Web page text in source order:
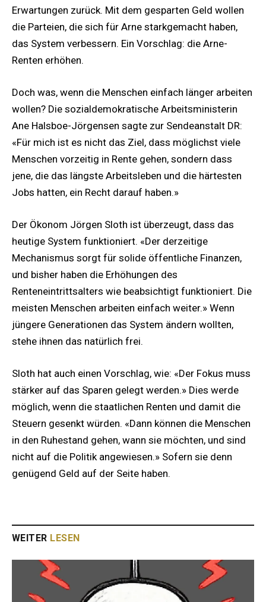
Erwartungen zurück. Mit dem gesparten Geld wollen
die Parteien, die sich für Arne starkgemacht haben,
das System verbessern. Ein Vorschlag: die Arne-
Renten erhöhen.
Doch was, wenn die Menschen einfach länger arbeiten
wollen? Die sozialdemokratische Arbeitsministerin
Ane Halsboe-Jörgensen sagte zur Sendeanstalt DR:
«Für mich ist es nicht das Ziel, dass möglichst viele
Menschen vorzeitig in Rente gehen, sondern dass
jene, die das längste Arbeitsleben und die härtesten
Jobs hatten, ein Recht darauf haben.»
Der Ökonom Jörgen Sloth ist überzeugt, dass das
heutige System funktioniert. «Der derzeitige
Mechanismus sorgt für solide öffentliche Finanzen,
und bisher haben die Erhöhungen des
Renteneintrittsalters wie beabsichtigt funktioniert. Die
meisten Menschen arbeiten einfach weiter.» Wenn
jüngere Generationen das System ändern wollten,
stehe ihnen das natürlich frei.
Sloth hat auch einen Vorschlag, wie: «Der Fokus muss
stärker auf das Sparen gelegt werden.» Dies werde
möglich, wenn die staatlichen Renten und damit die
Steuern gesenkt würden. «Dann können die Menschen
in den Ruhestand gehen, wann sie möchten, und sind
nicht auf die Politik angewiesen.» Sofern sie denn
genügend Geld auf der Seite haben.
WEITER LESEN